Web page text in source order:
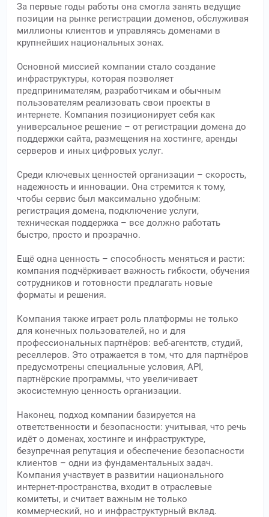
За первые годы работы она смогла занять ведущие
позиции на рынке регистрации доменов, обслуживая
миллионы клиентов и управляясь доменами в
крупнейших национальных зонах.
Основной миссией компании стало создание
инфраструктуры, которая позволяет
предпринимателям, разработчикам и обычным
пользователям реализовать свои проекты в
интернете. Компания позиционирует себя как
универсальное решение – от регистрации домена до
поддержки сайта, размещения на хостинге, аренды
серверов и иных цифровых услуг.
Среди ключевых ценностей организации – скорость,
надежность и инновации. Она стремится к тому,
чтобы сервис был максимально удобным:
регистрация домена, подключение услуги,
техническая поддержка – все должно работать
быстро, просто и прозрачно.
Ещё одна ценность – способность меняться и расти:
компания подчёркивает важность гибкости, обучения
сотрудников и готовности предлагать новые
форматы и решения.
Компания также играет роль платформы не только
для конечных пользователей, но и для
профессиональных партнёров: веб-агентств, студий,
реселлеров. Это отражается в том, что для партнёров
предусмотрены специальные условия, API,
партнёрские программы, что увеличивает
экосистемную ценность организации.
Наконец, подход компании базируется на
ответственности и безопасности: учитывая, что речь
идёт о доменах, хостинге и инфраструктуре,
безупречная репутация и обеспечение безопасности
клиентов – одни из фундаментальных задач.
Компания участвует в развитии национального
интернет-пространства, входит в отраслевые
комитеты, и считает важным не только
коммерческий, но и инфраструктурный вклад.